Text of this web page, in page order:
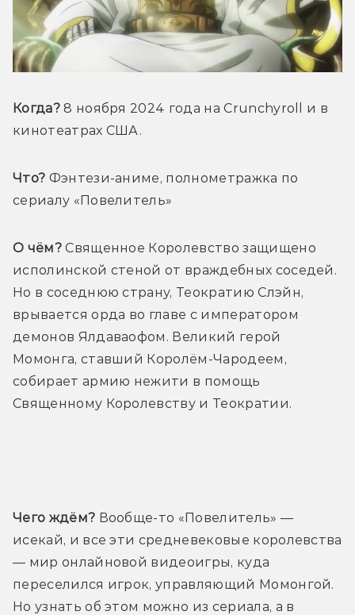
Когда? 8 ноября 2024 года на Crunchyroll и в
кинотеатрах США.
Что? Фэнтези-аниме, полнометражка по
сериалу «Повелитель»
О чём? Священное Королевство защищено
исполинской стеной от враждебных соседей.
Но в соседнюю страну, Теократию Слэйн,
врывается орда во главе с императором
демонов Ялдаваофом. Великий герой
Момонга, ставший Королём-Чародеем,
собирает армию нежити в помощь
Священному Королевству и Теократии.
Чего ждём? Вообще-то «Повелитель» —
исекай, и все эти средневековые королевства
— мир онлайновой видеоигры, куда
переселился игрок, управляющий Момонгой.
Но узнать об этом можно из сериала, а в